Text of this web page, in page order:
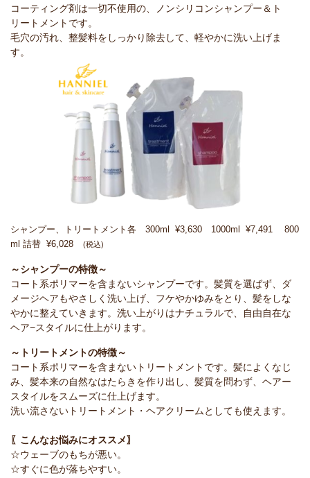
コーティング剤は一切不使用の、ノンシリコンシャンプー＆ト
リートメントです。
毛穴の汚れ、整髪料をしっかり除去して、軽やかに洗い上げま
す。
シャンプー、トリートメント各 300ml ¥3,630 1000ml ¥7,491 800
ml 詰替 ¥6,028
(税込)
～シャンプーの特徴～
コート系ポリマーを含まないシャンプーです。髪質を選ばず、ダ
メージヘアもやさしく洗い上げ、フケやかゆみをとり、髪をしな
やかに整えていきます。洗い上がりはナチュラルで、自由自在な
ヘア−スタイルに仕上がります。
～トリートメントの特徴～
コート系ポリマーを含まないトリートメントです。髪によくなじ
み、髪本来の自然なはたらきを作り出し、髪質を問わず、ヘアー
スタイルをスムーズに仕上げます。
洗い流さないトリートメント・ヘアクリームとしても使えます。
〖こんなお悩みにオススメ〗
☆ウェーブのもちが悪い。
☆すぐに色が落ちやすい。